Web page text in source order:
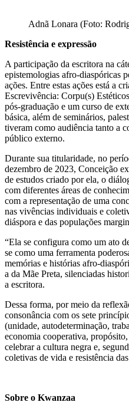
Adnã Lonara (Foto:
Resistência e expressão
A participação da escritora na
epistemologias afro-diaspóricas
ações. Entre estas ações está a
Escrevivência: Corpu(s)
pós-graduação e um curso de
básica, além de seminários,
tiveram como audiência tanto a
público externo.
Durante sua titularidade, no
dezembro de 2023, Conceição
de estudos criado por ela, o
com diferentes áreas de
com a representação de uma
nas vivências individuais e
diáspora e das populações
“Ela se configura como um ato
se como uma ferramenta
memórias e histórias afro-
a da Mãe Preta, silenciadas
a escritora.
Dessa forma, por meio da
consonância com os sete
(unidade, autodeterminação,
economia cooperativa,
celebrar a cultura negra e,
coletivas de vida e resistência
Sobre o Kwanzaa